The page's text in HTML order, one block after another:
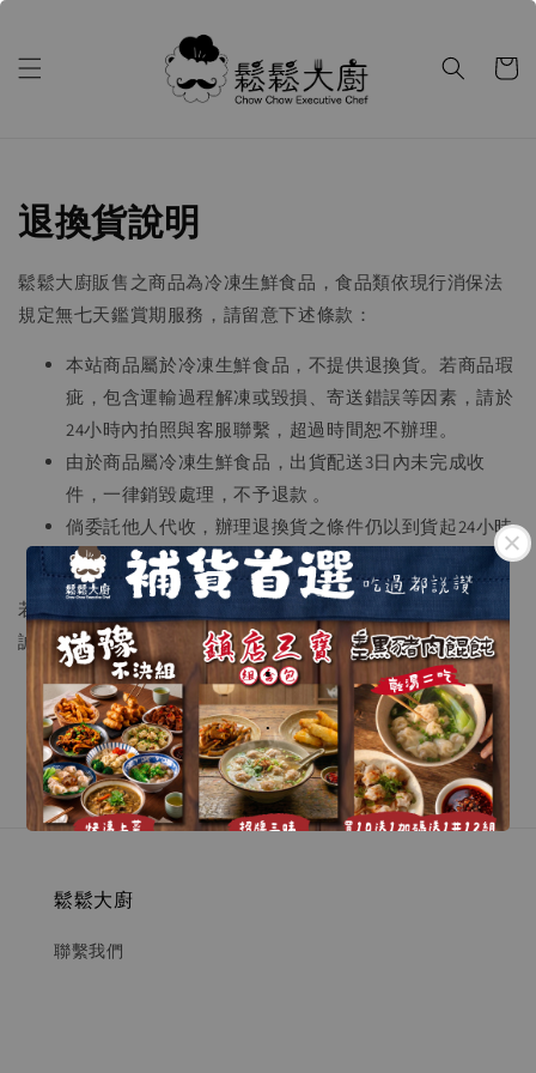
.
.
退換貨說明
鬆鬆大廚販售之商品為冷凍生鮮食品，食品類依現行消保法
規定無七天鑑賞期服務，請留意下述條款：
本站商品屬於冷凍生鮮食品，不提供退換貨。若商品瑕
疵，包含運輸過程解凍或毀損、寄送錯誤等因素，請於
24小時內拍照與客服聯繫，超過時間恕不辦理。
由於商品屬冷凍生鮮食品，出貨配送3日內未完成收
件，一律銷毀處理，不予退款 。
倘委託他人代收，辦理退換貨之條件仍以到貨起24小時
內計算，本公司不負簽收後保管與商品保存責任。
若您對於商品有任何的問題，歡迎直接與我們聯繫，我們將
誠摯為您服務。
鬆鬆大廚
聯繫我們